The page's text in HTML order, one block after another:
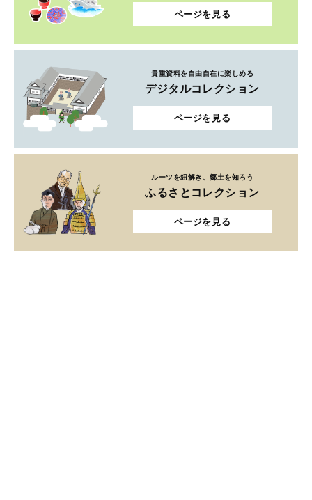
ページを見る
貴重資料を自由自在に楽しめる
デジタルコレクション
ページを見る
ルーツを紐解き、郷土を知ろう
ふるさとコレクション
ページを見る